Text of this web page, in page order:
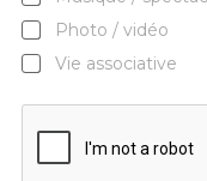
Photo / vidéo
Vie associative